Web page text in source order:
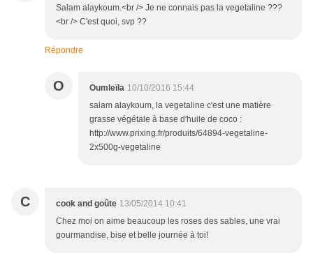
Salam alaykoum.<br /> Je ne connais pas la vegetaline ???
<br /> C'est quoi, svp ??
Répondre
O Oumleïla 10/10/2016 15:44
salam alaykoum, la vegetaline c'est une matière
grasse végétale à base d'huile de coco :
http://www.prixing.fr/produits/64894-vegetaline-
2x500g-vegetaline
C cook and goûte 13/05/2014 10:41
Chez moi on aime beaucoup les roses des sables, une vrai
gourmandise, bise et belle journée à toi!